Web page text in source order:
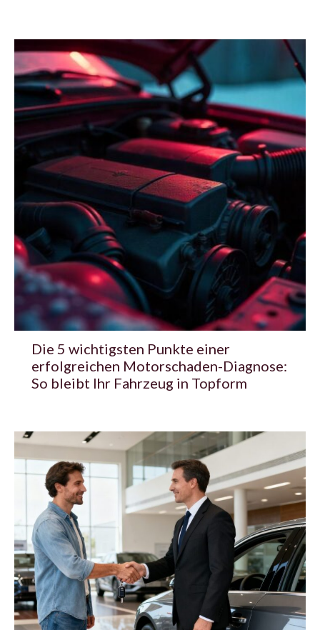
Die 5 wichtigsten Punkte einer
erfolgreichen Motorschaden-Diagnose:
So bleibt Ihr Fahrzeug in Topform